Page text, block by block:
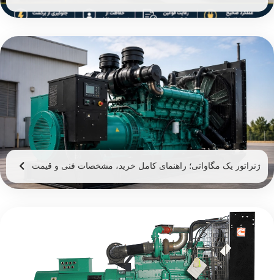
ژنراتور یک مگاواتی؛ راهنمای کامل خرید، مشخصات فنی و قیمت